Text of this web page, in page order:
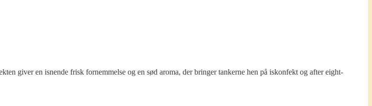
giver en isnende frisk fornemmelse og en sød aroma, der bringer tankerne hen på iskonfekt og after eight-